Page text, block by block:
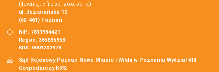
(dawniej: e-file sp. z o.o. sp. k.)
ul. Jeziorańska 12
(60-461) Poznań
NIP: 7811934421
Regon: 365695953
KRS: 0001202973
Sąd Rejonowy Poznań Nowe Miasto i Wilda w Poznaniu Wydział VIII
Gospodarczy KRS.